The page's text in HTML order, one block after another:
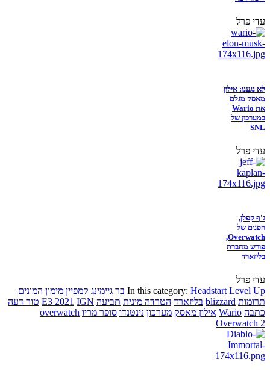
עדי פרל
לא נגענו: אילון
מאסק מגלם
את Wario
במערכון של
SNL
עדי פרל
ג'ף קפלן,
הפנים של
Overwatch,
פורש מחברת
בליזארד
עדי פרל
In this category: Headstart Level Up בר גיימינג קמפיין מימון המונים
תרומות blizzard בליזארד הטרדה מינית תביעה E3 2021 IGN
טור דעה
כתבה Wario אילון מאסק מערכון נינטנדו סופר מריו overwatch
Overwatch 2